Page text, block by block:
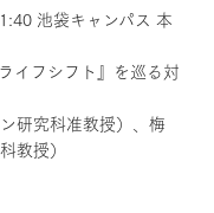
池袋キャンパス 本
イフシフト』を巡る対
研究科准教授）、梅
教授）